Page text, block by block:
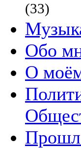
(33)
Обо
О